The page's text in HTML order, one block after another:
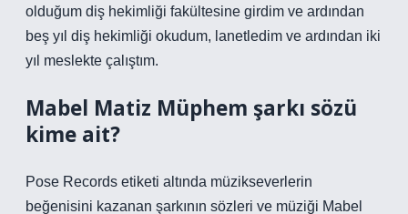
olduğum diş hekimliği fakültesine girdim ve ardından
beş yıl diş hekimliği okudum, lanetledim ve ardından iki
yıl meslekte çalıştım.
Mabel Matiz Müphem şarkı sözü
kime ait?
Pose Records etiketi altında müzikseverlerin
beğenisini kazanan şarkının sözleri ve müziği Mabel